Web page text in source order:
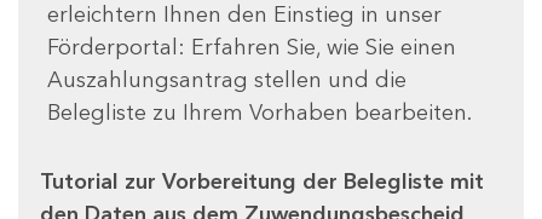
erleichtern Ihnen den Einstieg in unser
Förderportal: Erfahren Sie, wie Sie einen
Auszahlungsantrag stellen und die
Belegliste zu Ihrem Vorhaben bearbeiten.
Tutorial zur Vorbereitung der Belegliste mit